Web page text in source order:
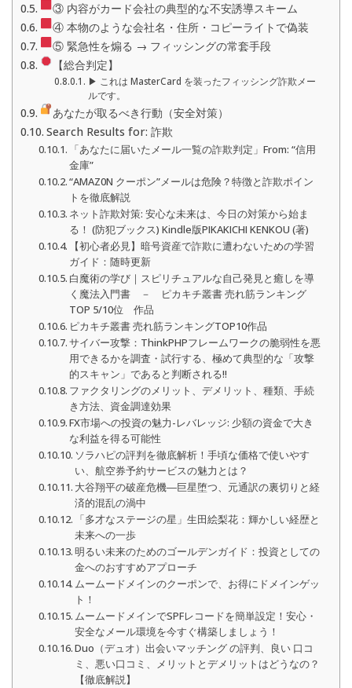
③ 内容がカード会社の典型的な不安誘導スキーム
④ 本物のような会社名・住所・コピーライトで偽装
⑤ 緊急性を煽る → フィッシングの常套手段
【総合判定】
▶ これは MasterCard を装ったフィッシング詐欺メー
ルです。
あなたが取るべき行動（安全対策）
Search Results for: 詐欺
「あなたに届いたメール一覧の詐欺判定」From: “信用
金庫”
“AMAZ0N クーポン”メールは危険？特徴と詐欺ポイン
トを徹底解説
ネット詐欺対策: 安心な未来は、今日の対策から始ま
る！ (防犯ブックス) Kindle版PIKAKICHI KENKOU (著)
【初心者必見】暗号資産で詐欺に遭わないための学習
ガイド：随時更新
白魔術の学び｜スピリチュアルな自己発見と癒しを導
く魔法入門書 － ピカキチ叢書 売れ筋ランキング
TOP 5/10位 作品
ピカキチ叢書 売れ筋ランキングTOP10作品
サイバー攻撃：ThinkPHPフレームワークの脆弱性を悪
用できるかを調査・試行する、極めて典型的な「攻撃
的スキャン」であると判断される!!
ファクタリングのメリット、デメリット、種類、手続
き方法、資金調達効果
FX市場への投資の魅力-レバレッジ: 少額の資金で大き
な利益を得る可能性
ソラハピの評判を徹底解析！手頃な価格で使いやす
い、航空券予約サービスの魅力とは？
大谷翔平の破産危機―巨星堕つ、元通訳の裏切りと経
済的混乱の渦中
「多才なステージの星」生田絵梨花：輝かしい経歴と
未来への一歩
明るい未来のためのゴールデンガイド：投資としての
金へのおすすめアプローチ
ムームードメインのクーポンで、お得にドメインゲッ
ト！
ムームードメインでSPFレコードを簡単設定！安心・
安全なメール環境を今すぐ構築しましょう！
Duo（デュオ）出会いマッチング の評判、良い 口コ
ミ、悪い口コミ、メリットとデメリットはどうなの？
【徹底解説】